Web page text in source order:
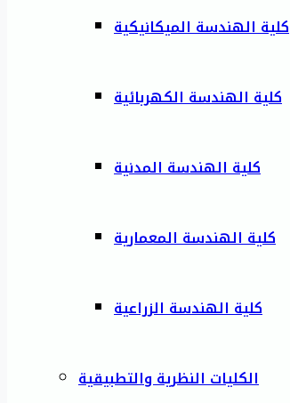
كلية الهندسة الميكانيكية
كلية الهندسة الكهربائية
كلية الهندسة المدنية
كلية الهندسة المعمارية
كلية الهندسة الزراعية
الكليات النظرية والتطبيقية